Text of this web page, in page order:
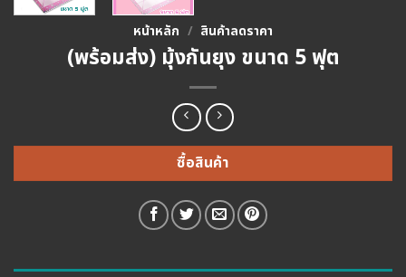
หน้าหลัก / สินค้าลดราคา
(พร้อมส่ง) มุ้งกันยุง ขนาด 5 ฟุต
ซื้อสินค้า